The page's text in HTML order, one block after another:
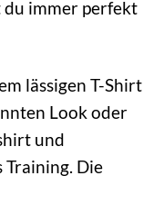
du immer perfekt
lässigen T-Shirt
Look oder
und
Training. Die